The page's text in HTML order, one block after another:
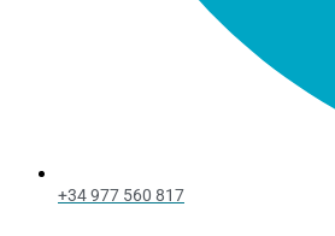
+34 977 560 817